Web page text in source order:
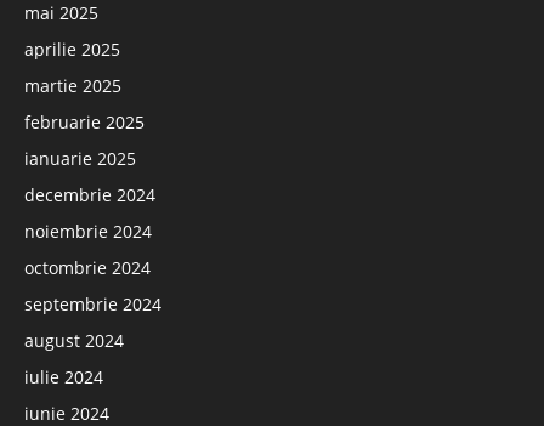
mai 2025
aprilie 2025
martie 2025
februarie 2025
ianuarie 2025
decembrie 2024
noiembrie 2024
octombrie 2024
septembrie 2024
august 2024
iulie 2024
iunie 2024